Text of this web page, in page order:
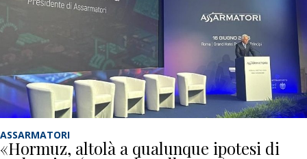
ASSARMATORI
«Hormuz, altolà a qualunque ipotesi di